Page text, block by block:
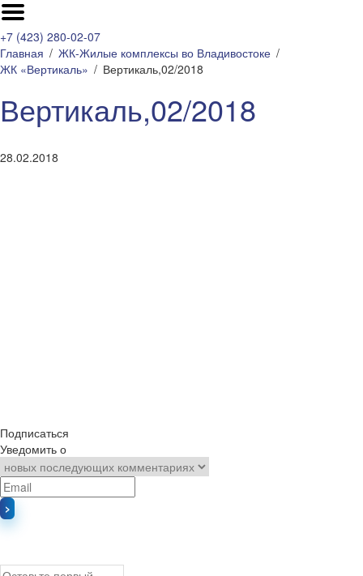
+7 (423) 280-02-07
Главная
ЖК-Жилые комплексы во Владивостоке
ЖК «Вертикаль»
Вертикаль,02/2018
Вертикаль,02/2018
28.02.2018
Подписаться
Уведомить о